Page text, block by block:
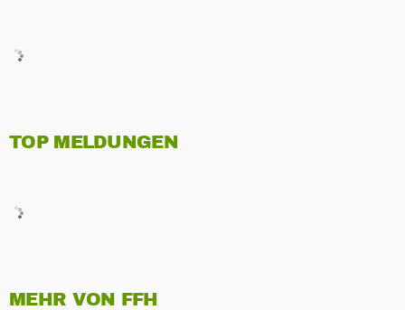
TOP MELDUNGEN
MEHR VON FFH